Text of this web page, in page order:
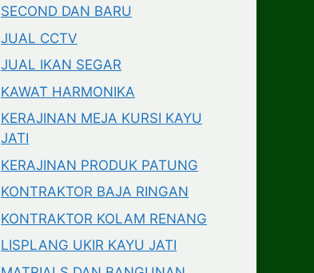
SECOND DAN BARU
JUAL CCTV
JUAL IKAN SEGAR
KAWAT HARMONIKA
KERAJINAN MEJA KURSI KAYU
JATI
KERAJINAN PRODUK PATUNG
KONTRAKTOR BAJA RINGAN
KONTRAKTOR KOLAM RENANG
LISPLANG UKIR KAYU JATI